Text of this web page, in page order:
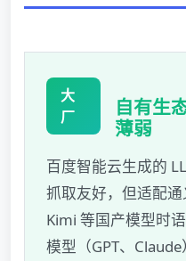
大
厂
自有生
薄弱
百度智能云生成的
抓取友好，但适配通
Kimi 等国产模型时
模型（GPT、